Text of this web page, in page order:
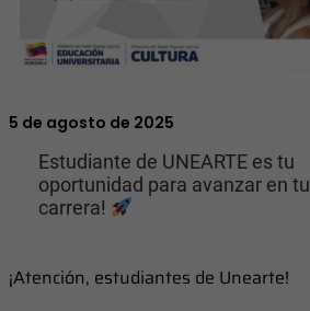
5 de agosto de 2025
Estudiante de UNEARTE es tu
oportunidad para avanzar en tu
carrera!
¡Atención, estudiantes de Unearte!